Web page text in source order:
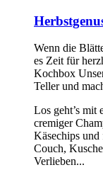
Wenn die
es Zeit für
Kochbox
Teller und
Los geht’s mit
cremiger
Käsechips und
Couch,
Verlieben...